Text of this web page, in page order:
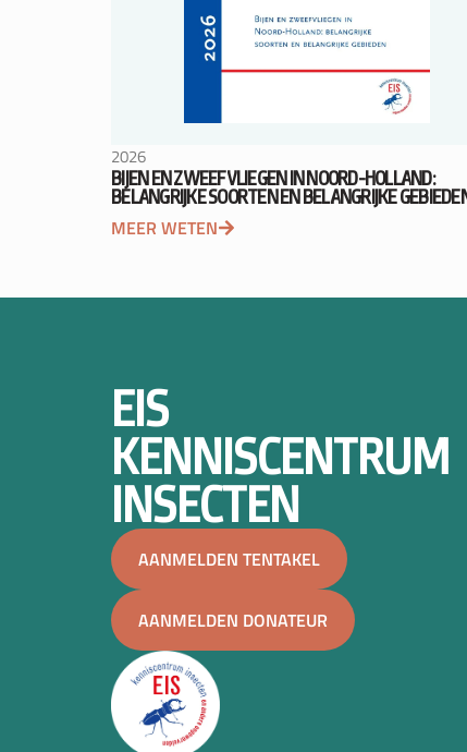
2026
BIJEN EN ZWEEFVLIEGEN IN NOORD-HOLLAND:
BELANGRIJKE SOORTEN EN BELANGRIJKE
MEER WETEN
EIS
KENNISCENTRUM
INSECTEN
AANMELDEN TENTAKEL
AANMELDEN DONATEUR